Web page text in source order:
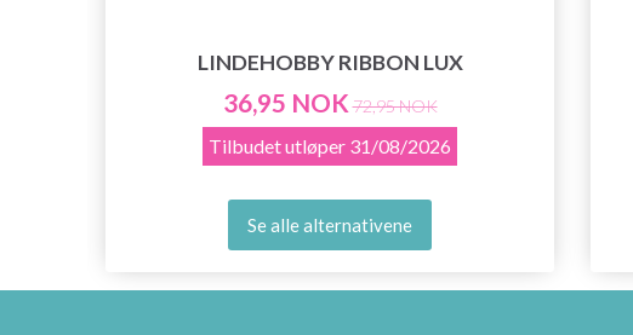
LINDEHOBBY RIBBON LUX
36,95 NOK 72,95 NOK
Tilbudet utløper 31/08/2026
Se alle alternativene